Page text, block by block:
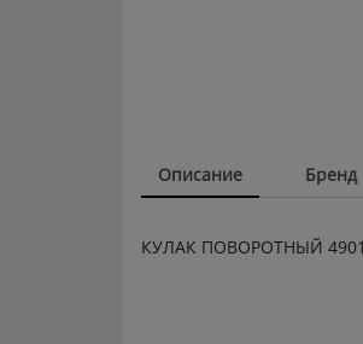
Описание Бренд
КУЛАК ПОВОРОТНЫЙ 4901